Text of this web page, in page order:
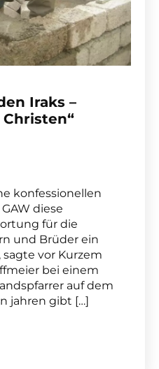
Iraks –
konfessionellen
diese
für die
und Brüder ein
sagte vor Kurzem
bei einem
auf dem
jahren gibt […]